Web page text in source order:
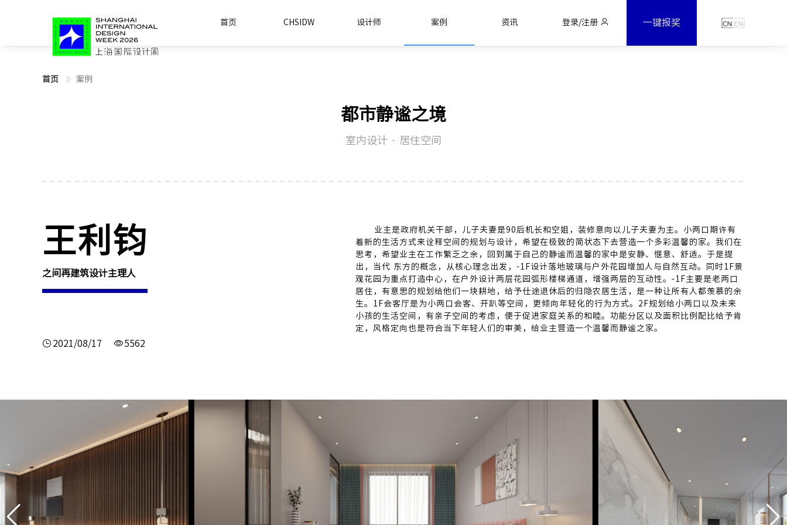
首页 CHSIDW 设计师 案例 资讯 登录/注册 一键报奖
首页 案例
都市静谧之境
室内设计 · 居住空间
王利钧
之间再建筑设计主理人
2021/08/17 5562
业主是政府机关干部，儿子夫妻是90后机长和空姐，装修意向以儿子夫妻为主。小两口期许有
着新的生活方式来诠释空间的规划与设计，希望在极致的简状态下去营造一个多彩温馨的家。我们在
思考，希望业主在工作繁乏之余，回到属于自己的静谧而温馨的家中是安静、惬意、舒适。于是提
出，当代 东方的概念，从核心理念出发，-1F设计落地玻璃与户外花园增加人与自然互动。同时1F景
观花园为重点打造中心，在户外设计两层花园弧形楼梯通道，增强两层的互动性。-1F主要是老两口
居住，有意思的规划给他们一块耕地，给予仕途退休后的归隐农居生活，是一种让所有人都羡慕的余
生。1F会客厅是为小两口会客、开趴等空间，更倾向年轻化的行为方式。2F规划给小两口以及未来
小孩的生活空间，有亲子空间的考虑，便于促进家庭关系的和睦。功能分区以及面积比例配比给予肯
定，风格定向也是符合当下年轻人们的审美，给业主营造一个温馨而静谧之家。